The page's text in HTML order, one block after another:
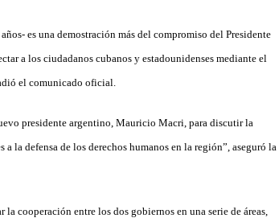
es una demostración más del compromiso del Presidente
a los ciudadanos cubanos y estadounidenses mediante el
el comunicado oficial.
presidente argentino, Mauricio Macri, para discutir la
la defensa de los derechos humanos en la región”, aseguró la
cooperación entre los dos gobiernos en una serie de áreas,